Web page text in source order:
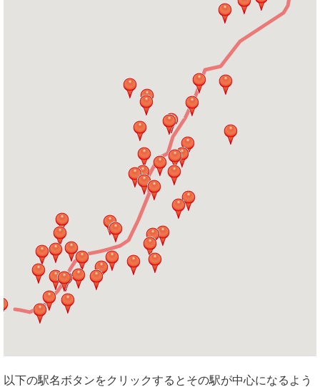
以下の駅名ボタンをクリックするとその駅が中心になるよう